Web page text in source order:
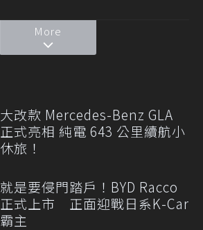
More
大改款 Mercedes-Benz GLA
正式亮相 純電 643 公里續航小
休旅！
就是要侵門踏戶！BYD Racco
正式上市 正面迎戰日系K-Car
霸主